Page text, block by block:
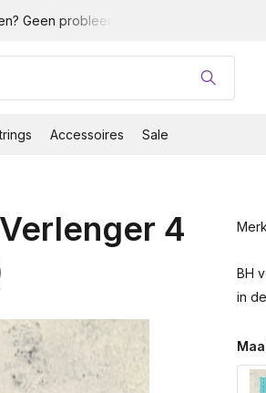
Geen probleem!
Accessoires Sale
4
BH
in